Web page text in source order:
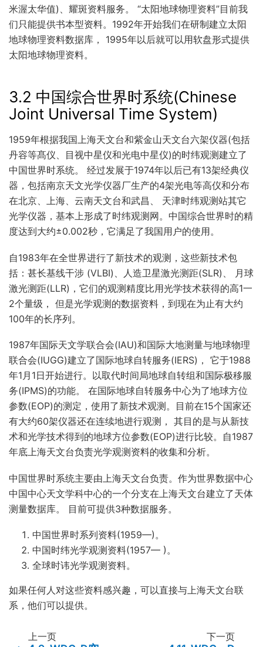
米渥太华值)、耀斑资料服务。 “太阳地球物理资料”目前我
们只能提供书本型资料。1992年开始我们在研制建立太阳
地球物理资料数据库， 1995年以后就可以用软盘形式提供
太阳地球物理资料。
3.2 中国综合世界时系统(Chinese
Joint Universal Time System)
1959年根据我国上海天文台和紫金山天文台六架仪器(包括
丹容等髙仪、目视中星仪和光电中星仪)的时纬观测建立了
中国世界时系统。 经过发展于1974年以后已有13架经典仪
器，包括南京天文光学仪器厂生产的4架光电等高仪和分布
在北京、上海、云南天文台和武昌、 天津时纬观测站其它
光学仪器，基本上形成了时纬观测网。中国综合世界时的精
度达到大约±0.002秒，它满足了我国用户的使用。
自1983年在全世界进行了新技术的观测，这些新技术包
括：甚长基线干涉 (VLBI)、人造卫星激光测距(SLR)、 月球
激光测距(LLR)，它们的观测精度比用光学技术获得的高1一
2个量级， 但是光学观测的数据资料，到现在为止有大约
100年的长序列。
1987年国际天文学联合会(IAU)和国际大地测量与地球物理
联合会(IUGG)建立了国际地球自转服务(IERS)， 它于1988
年1月1日开始进行。以取代时间局地球自转组和国际极移服
务(IPMS)的功能。 在国际地球自转服务中心为了地球方位
参数(EOP)的测定，使用了新技术观测。目前在15个国家还
有大约60架仪器还在连续地进行观测， 其目的是与从新技
术和光学技术得到的地球方位参数(EOP)进行比较。自1987
年底上海天文台负责光学观测资料的收集和分析。
中国世界时系统主要由上海天文台负责。作为世界数据中心
中国中心天文学科中心的一个分支在上海天文台建立了天体
测量数据库。 目前可提供3种数据服务。
中国世界时系列资料(1959—)。
中国时纬光学观测资料(1957— )。
全球时讳光学观测资料。
如果任何人对这些资料感兴趣，可以直接与上海天文台联
系，他们可以提供。
上一页 下一页